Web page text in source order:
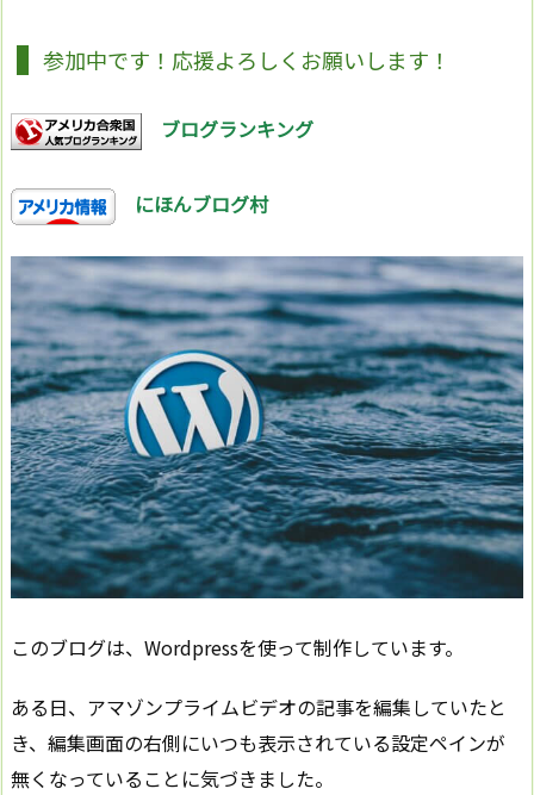
参加中です！応援よろしくお願いします！
ブログランキング
にほんブログ村
このブログは、Wordpressを使って制作しています。
ある日、アマゾンプライムビデオの記事を編集していたと
き、編集画面の右側にいつも表示されている設定ペインが
無くなっていることに気づきました。